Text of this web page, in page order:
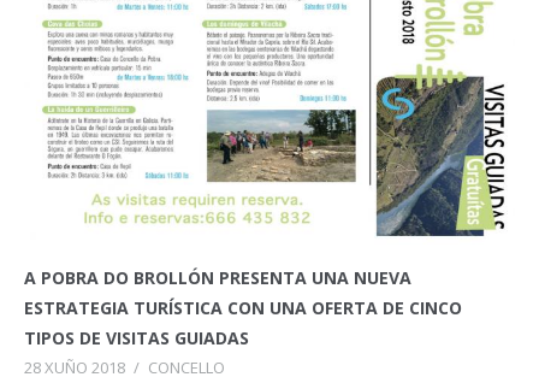
A POBRA DO BROLLÓN PRESENTA UNA NUEVA
ESTRATEGIA TURÍSTICA CON UNA OFERTA DE CINCO
TIPOS DE VISITAS GUIADAS
28 XUÑO 2018 / CONCELLO